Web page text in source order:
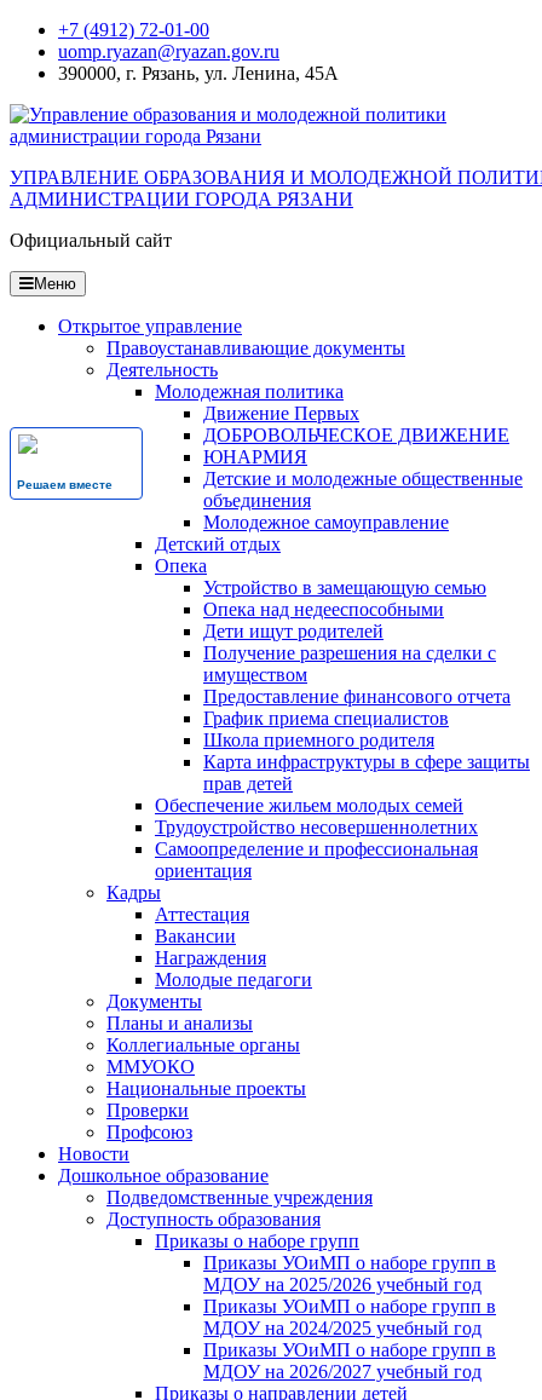
Перейти
содержанию
+7 (4912) 72-01-00
uomp.ryazan@ryazan.gov.ru
390000, г. Рязань, ул. Ленина, 45А
Решаем вместе
УПРАВЛЕНИЕ ОБРАЗОВАНИЯ И МОЛОДЕЖНОЙ
АДМИНИСТРАЦИИ ГОРОДА РЯЗАНИ
Официальный сайт
Меню
Открытое управление
Правоустанавливающие документы
Деятельность
Молодежная политика
Движение Первых
ДОБРОВОЛЬЧЕСКОЕ ДВИЖЕНИЕ
ЮНАРМИЯ
Детские и молодежные общественные
объединения
Молодежное самоуправление
Детский отдых
Опека
Устройство в замещающую семью
Опека над недееспособными
Дети ищут родителей
Получение разрешения на сделки с
имуществом
Предоставление финансового отчета
График приема специалистов
Школа приемного родителя
Карта инфраструктуры в сфере защиты
прав детей
Обеспечение жильем молодых семей
Трудоустройство несовершеннолетних
Самоопределение и профессиональная
ориентация
Кадры
Аттестация
Вакансии
Награждения
Молодые педагоги
Документы
Планы и анализы
Коллегиальные органы
ММУОКО
Национальные проекты
Проверки
Профсоюз
Новости
Дошкольное образование
Подведомственные учреждения
Доступность образования
Приказы о наборе групп
Приказы УОиМП о наборе групп в
МДОУ на 2025/2026 учебный год
Приказы УОиМП о наборе групп в
МДОУ на 2024/2025 учебный год
Приказы УОиМП о наборе групп в
МДОУ на 2026/2027 учебный год
Приказы о направлении детей